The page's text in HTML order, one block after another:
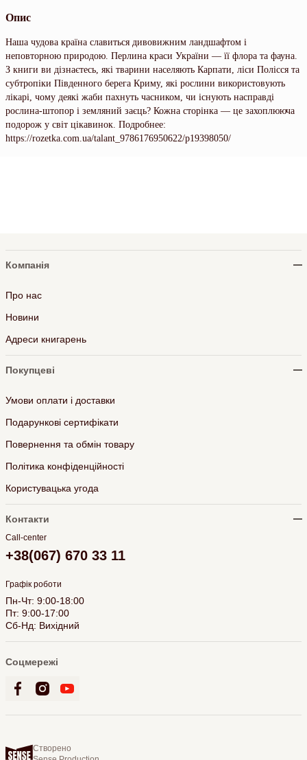
Опис
Наша чудова країна славиться дивовижним ландшафтом і
неповторною природою. Перлина краси України — її флора та фауна.
З книги ви дізнаєтесь, які тварини населяють Карпати, ліси Полісся та
субтропіки Південного берега Криму, які рослини використовують
лікарі, чому деякі жаби пахнуть часником, чи існують насправді
рослина-штопор і земляний заєць? Кожна сторінка — це захоплююча
подорож у світ цікавинок. Подробнее:
https://rozetka.com.ua/talant_9786176950622/p19398050/
Компанія
Про нас
Новини
Адреси книгарень
Покупцеві
Умови оплати і доставки
Подарункові сертифікати
Повернення та обмін товару
Політика конфіденційності
Користувацька угода
Контакти
Call-center
+38(067) 670 33 11
Графік роботи
Пн-Чт: 9:00-18:00
Пт: 9:00-17:00
Сб-Нд: Вихідний
Соцмережі
Створено